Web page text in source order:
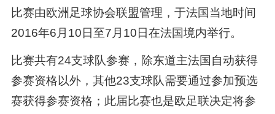
比赛由欧洲足球协会联盟管理，于法国当地时间
2016年6月10日至7月10日在法国境内举行。
比赛共有24支球队参赛，除东道主法国自动获得
参赛资格以外，其他23支球队需要通过参加预选
赛获得参赛资格；此届比赛也是欧足联决定将参